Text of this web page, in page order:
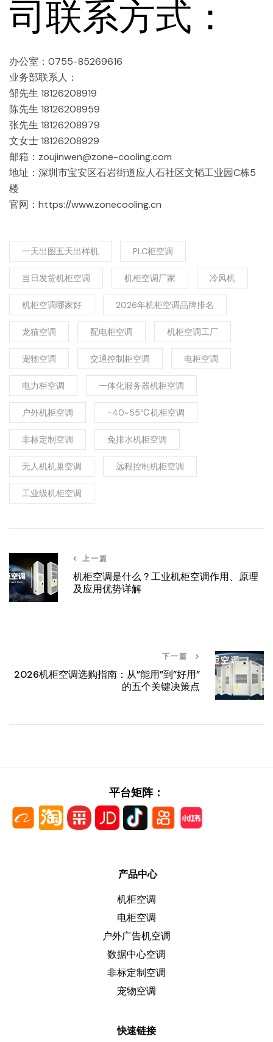
司联系方式：
办公室：0755-85269616
业务部联系人：
邹先生 18126208919
陈先生 18126208959
张先生 18126208979
文女士 18126208929
邮箱：zoujinwen@zone-cooling.com
地址：深圳市宝安区石岩街道应人石社区文韬工业园C栋5
楼
官网：https://www.zonecooling.cn
一天出图五天出样机 PLC柜空调
当日发货机柜空调 机柜空调厂家 冷风机
机柜空调哪家好 2026年机柜空调品牌排名
龙猫空调 配电柜空调 机柜空调工厂
宠物空调 交通控制柜空调 电柜空调
电力柜空调 一体化服务器机柜空调
户外机柜空调 -40~55℃机柜空调
非标定制空调 免排水机柜空调
无人机机巢空调 远程控制机柜空调
工业级机柜空调
上一篇
机柜空调是什么？工业机柜空调作用、原理
及应用优势详解
下一篇
2026机柜空调选购指南：从”能用”到”好用”
的五个关键决策点
平台矩阵：
产品中心
机柜空调
电柜空调
户外广告机空调
数据中心空调
非标定制空调
宠物空调
快速链接